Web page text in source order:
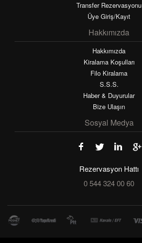
Transfer Rezervasyonu
Üye Giriş/Kayıt
Hakkımızda
Hakkımızda
Kiralama Koşulları
Filo Kiralama
S.S.S.
Haber & Duyurular
Bize Ulaşın
Sosyal Medya
Rezervasyon Hattı
0 544 324 00 60